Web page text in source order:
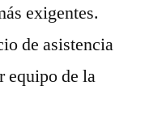
exigentes.
de asistencia
equipo de la